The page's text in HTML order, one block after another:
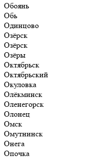
Обоянь
Обь
Одинцово
Озёрск
Озёрск
Озёры
Октябрьск
Октябрьский
Окуловка
Олёкминск
Оленегорск
Олонец
Омск
Омутнинск
Онега
Опочка